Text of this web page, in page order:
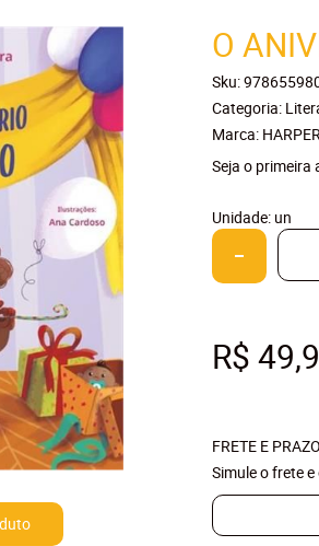
O
Sku:
Categoria:
Marca:
Seja o primeira
Unidade: un
R$
FRETE E PRAZO
Simule o frete